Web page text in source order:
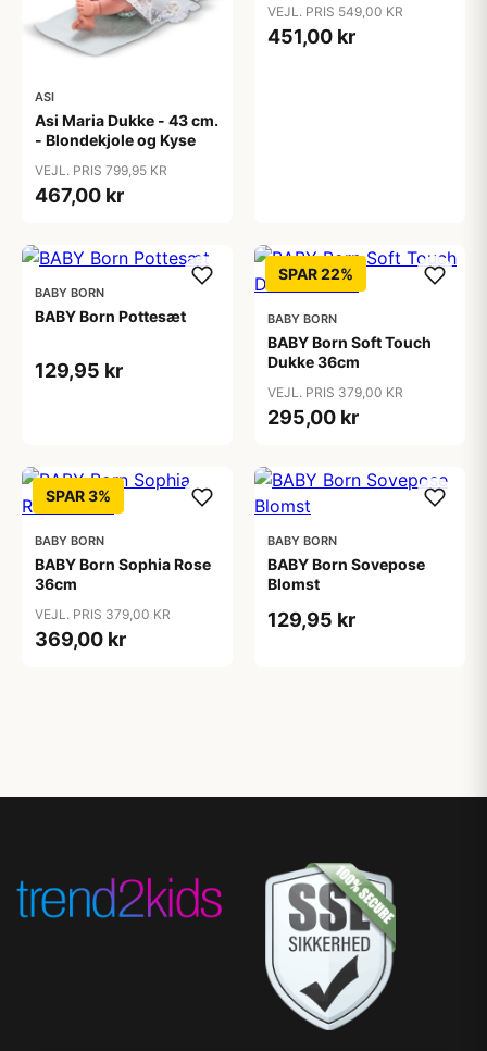
ASI
Asi Maria Dukke - 43 cm.
- Blondekjole og Kyse
VEJL. PRIS 799,95 KR
467,00 kr
VEJL. PRIS 549,00 KR
451,00 kr
BABY BORN
BABY Born Pottesæt
129,95 kr
SPAR 22%
BABY BORN
BABY Born Soft Touch
Dukke 36cm
VEJL. PRIS 379,00 KR
295,00 kr
SPAR 3%
BABY BORN
BABY Born Sophia Rose
36cm
VEJL. PRIS 379,00 KR
369,00 kr
BABY BORN
BABY Born Sovepose
Blomst
129,95 kr